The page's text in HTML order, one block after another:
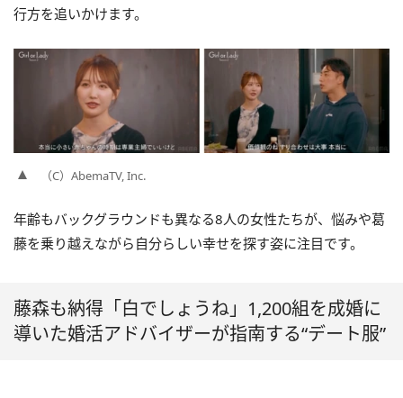
行方を追いかけます。
（C）AbemaTV, Inc.
年齢もバックグラウンドも異なる8人の女性たちが、悩みや葛
藤を乗り越えながら自分らしい幸せを探す姿に注目です。
藤森も納得「白でしょうね」1,200組を成婚に
導いた婚活アドバイザーが指南する“デート服”